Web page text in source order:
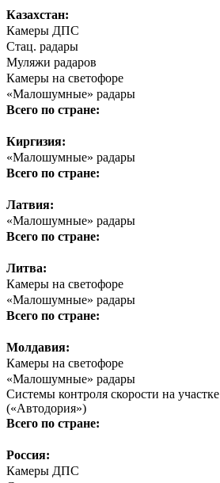
Казахстан:
Камеры ДПС
Стац. радары
Муляжи радаров
Камеры на светофоре
«Малошумные» радары
Всего по стране:
Киргизия:
«Малошумные» радары
Всего по стране:
Латвия:
«Малошумные» радары
Всего по стране:
Литва:
Камеры на светофоре
«Малошумные» радары
Всего по стране:
Молдавия:
Камеры на светофоре
«Малошумные» радары
Системы контроля скорости на участке
(«Автодория»)
Всего по стране:
Россия:
Камеры ДПС